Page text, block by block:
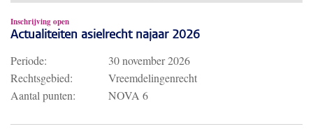
Inschrijving open
Actualiteiten asielrecht najaar 2026
Periode:
30 november 2026
Rechtsgebied:
Vreemdelingenrecht
Aantal punten:
NOVA 6